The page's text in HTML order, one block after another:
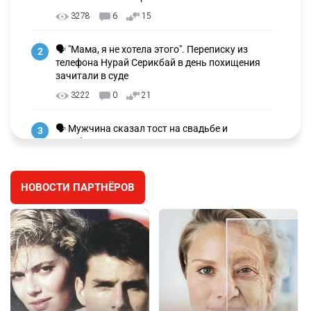
3278 6 15
2
🗣 "Мама, я не хотела этого". Переписку из
телефона Нурай Серикбай в день похищения
зачитали в суде
3222 0 21
3
🗣 Мужчина сказал тост на свадьбе и
заработал уголовное дело
🐏 Скота больше, а мясо дороже. Почему в
Казахстане продолжают расти цены на
баранину и конину
2672
5
⚠️ Доброе утро, друзья! Предлагаем обзор
главных новостей за 4 августа
2784 0 1
НОВОСТИ ПАРТНЁРОВ